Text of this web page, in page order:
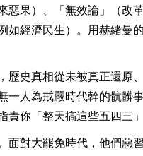
果）、「無效論」（改
經濟民生）。用赫緒曼
史真相從未被真正還原
人為戒嚴時代幹的骯髒
你「整天搞這些五四三」
對大罷免時代，他們惡